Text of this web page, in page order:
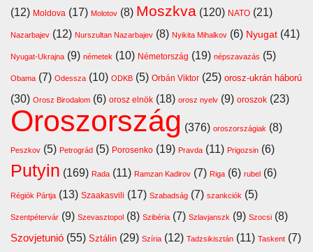
(12) Moldova (17) Molotov (8) Moszkva (120) NATO (21)
Nazarbajev (12) Nurszultan Nazarbajev (8) Nyikita Mihalkov (6) Nyugat (41)
Nyugat-Ukrajna (9) németek (10) Németország (19) népszavazás (5)
Obama (7) Odessza (10) ODKB (5) Orbán Viktor (25) orosz-ukrán háború
(30) Orosz Birodalom (6) orosz elnök (18) orosz nyelv (9) oroszok (23)
Oroszország (376) oroszországiak (8)
Peszkov (5) Petrográd (5) Porosenko (19) Pravda (11) Prigozsin (6)
Putyin (169) Rada (11) Ramzan Kadirov (7) Riga (6) rubel (6)
Régiók Pártja (13) Szaakasvili (17) Szabadság (7) szankciók (5)
Szentpétervár (9) Szevasztopol (8) Szibéria (7) Szlavjanszk (9) Szocsi (8)
Szovjetunió (55) Sztálin (29) Szíria (12) Tadzsikisztán (11) Taskent (7)